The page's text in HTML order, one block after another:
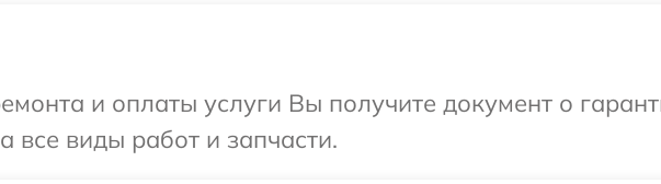
и оплаты услуги Вы получите документ о
все виды работ и запчасти.